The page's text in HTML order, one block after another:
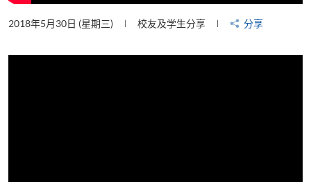
2018年5月30日 (星期三) 校友及学生分享 分享